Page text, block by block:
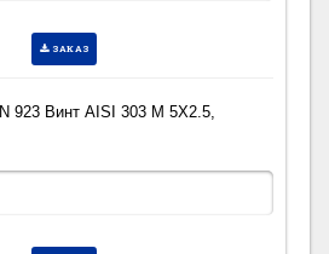
ЗАКАЗ
923 Винт AISI 303 M 5X2.5,